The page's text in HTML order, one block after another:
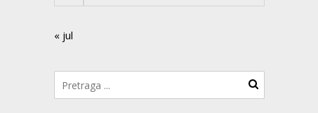
« jul